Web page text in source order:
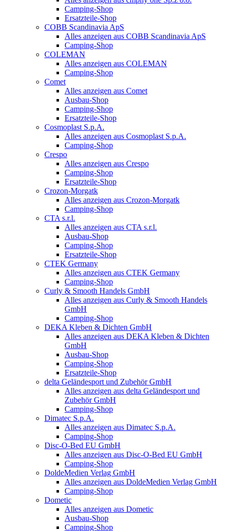
Camping-Shop
Ersatzteile-Shop
COBB Scandinavia ApS
Alles anzeigen aus COBB Scandinavia ApS
Camping-Shop
COLEMAN
Alles anzeigen aus COLEMAN
Camping-Shop
Comet
Alles anzeigen aus Comet
Ausbau-Shop
Camping-Shop
Ersatzteile-Shop
Cosmoplast S.p.A.
Alles anzeigen aus Cosmoplast S.p.A.
Camping-Shop
Crespo
Alles anzeigen aus Crespo
Camping-Shop
Ersatzteile-Shop
Crozon-Morgatk
Alles anzeigen aus Crozon-Morgatk
Camping-Shop
CTA s.r.l.
Alles anzeigen aus CTA s.r.l.
Ausbau-Shop
Camping-Shop
Ersatzteile-Shop
CTEK Germany
Alles anzeigen aus CTEK Germany
Camping-Shop
Curly & Smooth Handels GmbH
Alles anzeigen aus Curly & Smooth Handels
GmbH
Camping-Shop
DEKA Kleben & Dichten GmbH
Alles anzeigen aus DEKA Kleben & Dichten
GmbH
Ausbau-Shop
Camping-Shop
Ersatzteile-Shop
delta Geländesport und Zubehör GmbH
Alles anzeigen aus delta Geländesport und
Zubehör GmbH
Camping-Shop
Dimatec S.p.A.
Alles anzeigen aus Dimatec S.p.A.
Camping-Shop
Disc-O-Bed EU GmbH
Alles anzeigen aus Disc-O-Bed EU GmbH
Camping-Shop
DoldeMedien Verlag GmbH
Alles anzeigen aus DoldeMedien Verlag GmbH
Camping-Shop
Dometic
Alles anzeigen aus Dometic
Ausbau-Shop
Camping-Shop